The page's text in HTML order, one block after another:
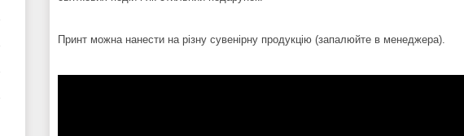
Принт можна нанести на різну сувенірну продукцію (запалюйте в менеджера).